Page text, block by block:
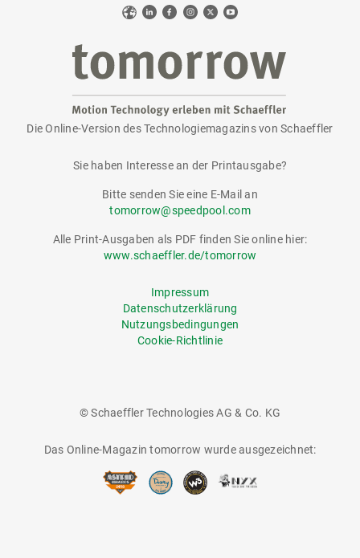
WebLinkedIn
Facebook
Instagram
X YouTube
tomorrow
Die Online-Version des Technologiemagazins von Schaeffler
Sie haben Interesse an der Printausgabe?
Bitte senden Sie eine E-Mail an
tomorrow@speedpool.com
Alle Print-Ausgaben als PDF finden Sie online hier:
www.schaeffler.de/tomorrow
Impressum
Datenschutzerklärung
Nutzungsbedingungen
Cookie-Richtlinie
© Schaeffler Technologies AG & Co. KG
Das Online-Magazin tomorrow wurde ausgezeichnet: